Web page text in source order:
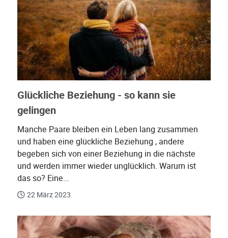
Glückliche Beziehung - so kann sie
gelingen
Manche Paare bleiben ein Leben lang zusammen
und haben eine glückliche Beziehung , andere
begeben sich von einer Beziehung in die nächste
und werden immer wieder unglücklich. Warum ist
das so? Eine...
22 März 2023